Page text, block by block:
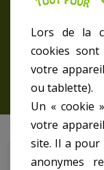
NEMOX
Lors de la
cookies sont
votre
ou tablette).
Un « cookie
votre
site. Il a pour
anonymes